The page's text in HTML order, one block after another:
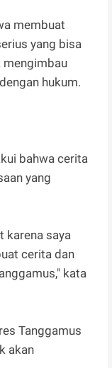
membuat
yang bisa
mengimbau
hukum.
bahwa cerita
yang
karena saya
cerita dan
kata
Tanggamus
akan